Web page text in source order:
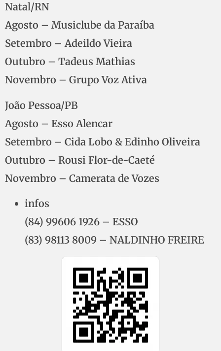
Natal/RN
Agosto – Musiclube da Paraíba
Setembro – Adeildo Vieira
Outubro – Tadeus Mathias
Novembro – Grupo Voz Ativa
João Pessoa/PB
Agosto – Esso Alencar
Setembro – Cida Lobo & Edinho Oliveira
Outubro – Rousi Flor-de-Caeté
Novembro – Camerata de Vozes
infos
(84) 99606 1926 – ESSO
(83) 98113 8009 – NALDINHO FREIRE